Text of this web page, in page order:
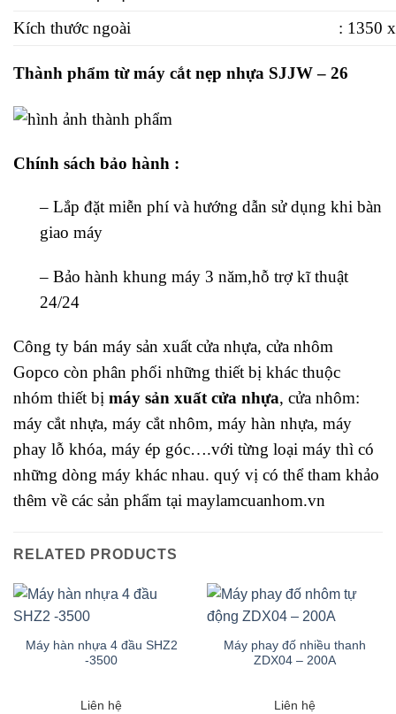
Kích thước ngoài
: 1350
Thành phẩm từ máy cắt nẹp nhựa SJJW – 26
Chính sách bảo hành :
– Lắp đặt miễn phí và hướng dẫn sử dụng khi bàn
giao máy
– Bảo hành khung máy 3 năm,hỗ trợ kĩ thuật
24/24
Công ty bán máy sản xuất cửa nhựa, cửa nhôm
Gopco còn phân phối những thiết bị khác thuộc
nhóm thiết bị máy sản xuất cửa nhựa, cửa nhôm:
máy cắt nhựa, máy cắt nhôm, máy hàn nhựa, máy
phay lỗ khóa, máy ép góc….với từng loại máy thì có
những dòng máy khác nhau. quý vị có thể tham khảo
thêm về các sản phẩm tại maylamcuanhom.vn
RELATED PRODUCTS
Máy hàn nhựa 4 đầu SHZ2
-3500
Liên hệ
Máy phay đố nhiều thanh
ZDX04 – 200A
Liên hệ